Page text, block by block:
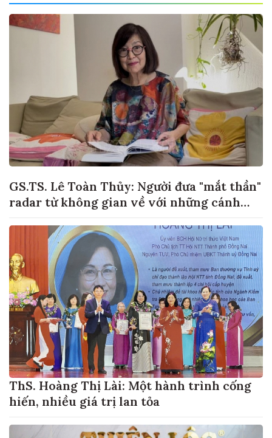
GS.TS. Lê Toàn Thủy: Người đưa "mắt thần"
radar từ không gian về với những cánh
ThS. Hoàng Thị Lài: Một hành trình cống
hiến, nhiều giá trị lan tỏa